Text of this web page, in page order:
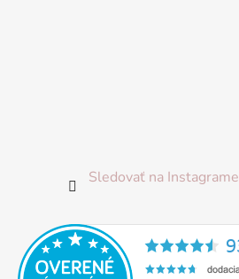
Sledovať na Instagrame